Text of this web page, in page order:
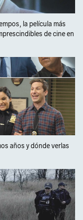
la película más
de cine en
años y dónde verlas